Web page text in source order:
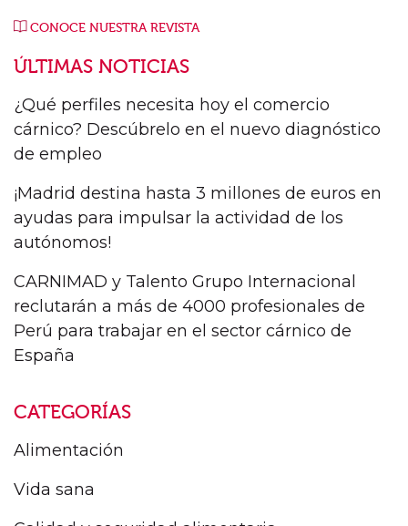
CONOCE NUESTRA REVISTA
ÚLTIMAS NOTICIAS
¿Qué perfiles necesita hoy el comercio
cárnico? Descúbrelo en el nuevo diagnóstico
de empleo
¡Madrid destina hasta 3 millones de euros en
ayudas para impulsar la actividad de los
autónomos!
CARNIMAD y Talento Grupo Internacional
reclutarán a más de 4000 profesionales de
Perú para trabajar en el sector cárnico de
España
CATEGORÍAS
Alimentación
Vida sana